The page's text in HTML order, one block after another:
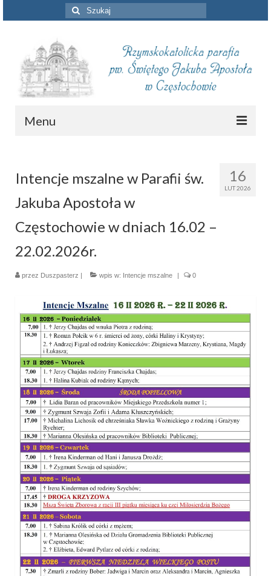
Szuklaj
w:
Menu
Intencje mszalne
Informacje duszpasterskie
Piszą o nas
Remont kościoła
Parafia
Historia
Duszpasterze
Nasz patron
Kościół Rektoracki
Vademecum
Wspólnoty parafialne
Katecheza parafialna
Niezbędnik Katolika
Kaplica Adoracji
Pracownicy
e-Katolik
16
LUT 2026
Intencje mszalne w Parafii św.
Jakuba Apostoła w
Częstochowie w dniach 16.02 –
22.02.2026r.
przez Duszpasterz wpis w: Intencje mszalne 0